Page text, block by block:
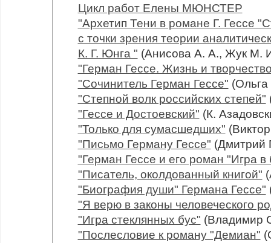
Цикл работ Елены МЮНСТЕР
"Архетип Тени в романе Г. Гессе
с точки зрения теории
К. Г. Юнга " (Анисова А. А., Жук М.
"Герман Гессе. Жизнь и
"Сочинитель Герман Гессе"
"Степной волк российских степей"
"Гессе и Достоевский" (К.
"Только для сумасшедших"
"Письмо Герману Гессе" (Дмитрий
"Герман Гессе и его роман "Игра в
"Писатель, околдованный книгой"
"Биография души" Германа Гессе"
"Я верю в законы человеческого
"Игра стеклянных бус" (Владимир
"Послесловие к роману "Демиан"